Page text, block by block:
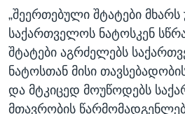
„შეერთებული შტატები მხარს
საქართველოს ნატოსკენ
შტატები აგრძელებს
ნატოსთან მისი
და მტკიცედ მოუწოდებს
მთავრობის